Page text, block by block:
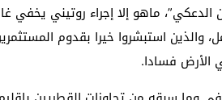
الدعكي”، ماهو إلا إجراء روتيني يخفي
والذين استبشروا خيرا بقدوم
الأرض فسادا.